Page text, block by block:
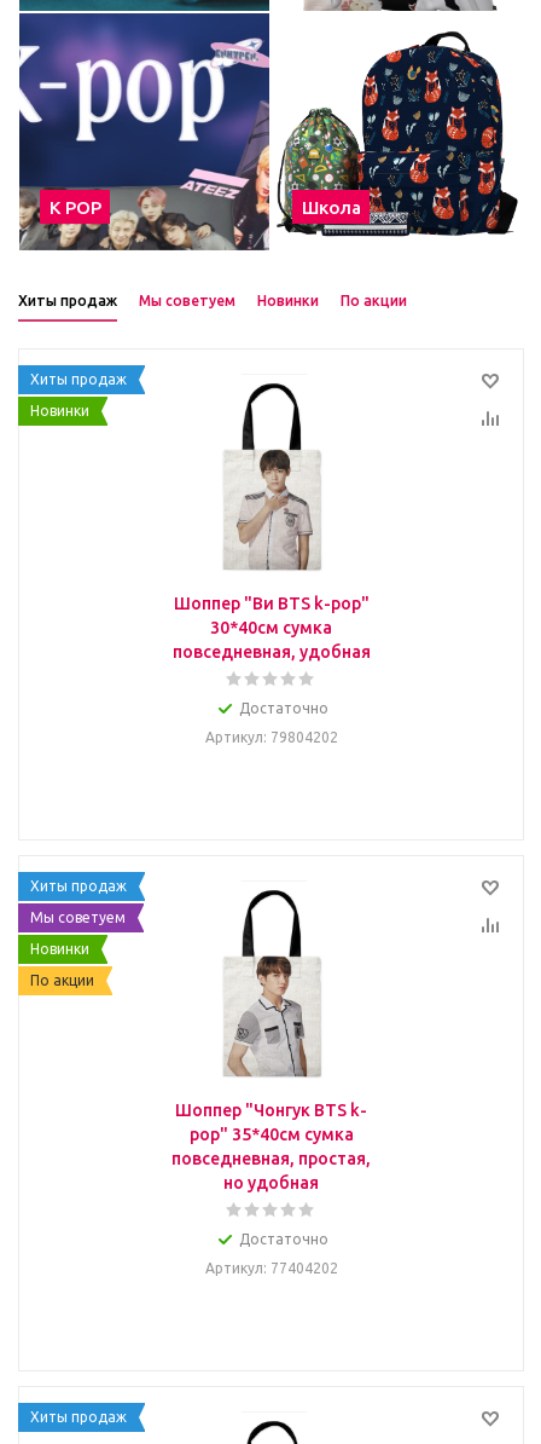
К POP Школа
Хиты продаж Мы советуем Новинки По акции
Хиты продаж
Новинки
Шоппер "Ви BTS k-pop"
30*40см сумка
повседневная, удобная
Достаточно
Артикул: 79804202
Хиты продаж
Мы советуем
Новинки
По акции
Шоппер "Чонгук BTS k-
pop" 35*40см сумка
повседневная, простая,
но удобная
Достаточно
Артикул: 77404202
Хиты продаж